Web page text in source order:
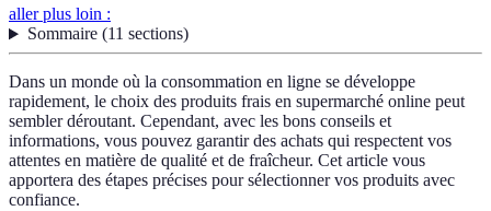
aller plus loin :
Sommaire(11 sections)
Dans un monde où la consommation en ligne se développe
rapidement, le choix des produits frais en supermarché online peut
sembler déroutant. Cependant, avec les bons conseils et
informations, vous pouvez garantir des achats qui respectent vos
attentes en matière de qualité et de fraîcheur. Cet article vous
apportera des étapes précises pour sélectionner vos produits avec
confiance.